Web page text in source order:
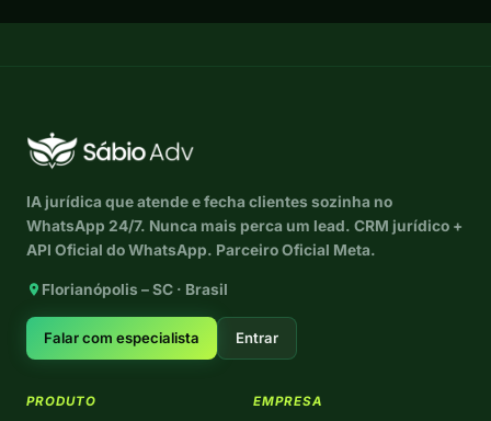
IA jurídica que atende e fecha clientes sozinha no
WhatsApp 24/7. Nunca mais perca um lead. CRM jurídico +
API Oficial do WhatsApp. Parceiro Oficial Meta.
Florianópolis – SC · Brasil
Falar com especialista Entrar
PRODUTO EMPRESA